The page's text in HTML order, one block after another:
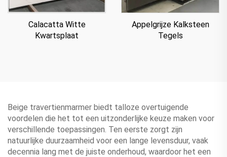
Calacatta Witte
Kwartsplaat
Appelgrijze Kalksteen
Tegels
Beige travertienmarmer biedt talloze overtuigende
voordelen die het tot een uitzonderlijke keuze maken voor
verschillende toepassingen. Ten eerste zorgt zijn
natuurlijke duurzaamheid voor een lange levensduur, vaak
decennia lang met de juiste onderhoud, waardoor het een